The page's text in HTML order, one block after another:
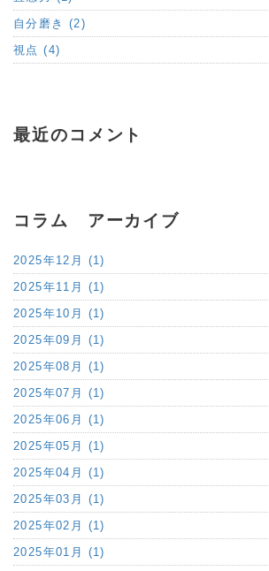
自分磨き (2)
視点 (4)
最近のコメント
コラム アーカイブ
2025年12月 (1)
2025年11月 (1)
2025年10月 (1)
2025年09月 (1)
2025年08月 (1)
2025年07月 (1)
2025年06月 (1)
2025年05月 (1)
2025年04月 (1)
2025年03月 (1)
2025年02月 (1)
2025年01月 (1)